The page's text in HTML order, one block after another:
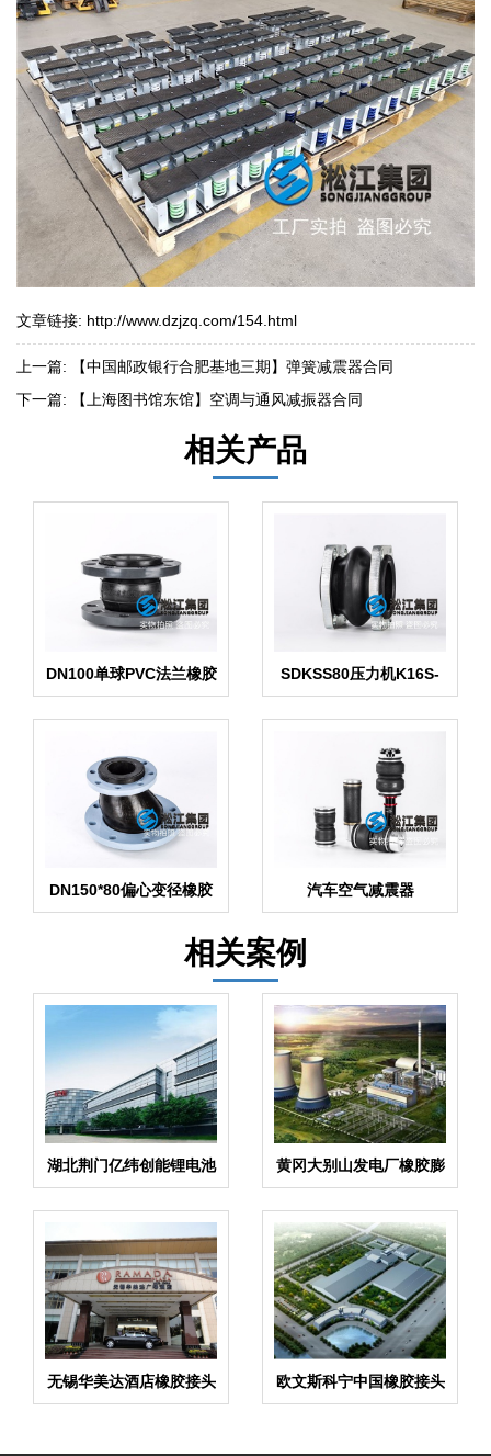
文章链接: http://www.dzjzq.com/154.html
上一篇:
【中国邮政银行合肥基地三期】弹簧减震器合同
下一篇:
【上海图书馆东馆】空调与通风减振器合同
相关产品
DN100单球PVC法兰橡胶
接头“海洋馆维生系统”
SDKSS80压力机K16S-
80橡胶避震喉产品
DN150*80偏心变径橡胶
防震接头
汽车空气减震器
相关案例
湖北荆门亿纬创能锂电池
BM弹簧隔振器合同项目
黄冈大别山发电厂橡胶膨
胀节合同项目
无锡华美达酒店橡胶接头
减震器合同项目
欧文斯科宁中国橡胶接头
合同项目